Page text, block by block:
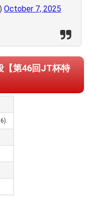
October 7, 2025
【第46回JT杯特